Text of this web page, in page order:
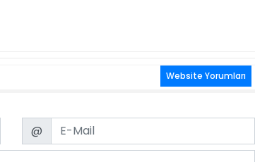
Website Yorumları
Email
@